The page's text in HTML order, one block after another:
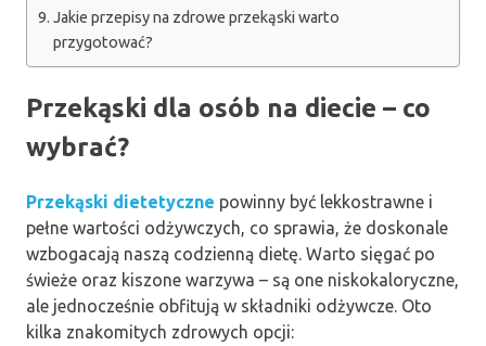
Jakie przepisy na zdrowe przekąski warto
przygotować?
Przekąski dla osób na diecie – co
wybrać?
Przekąski dietetyczne powinny być lekkostrawne i
pełne wartości odżywczych, co sprawia, że doskonale
wzbogacają naszą codzienną dietę. Warto sięgać po
świeże oraz kiszone warzywa – są one niskokaloryczne,
ale jednocześnie obfitują w składniki odżywcze. Oto
kilka znakomitych zdrowych opcji: